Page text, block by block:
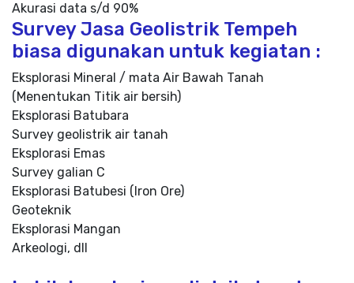
Akurasi data s/d 90%
Survey Jasa Geolistrik Tempeh
biasa digunakan untuk kegiatan :
Eksplorasi Mineral / mata Air Bawah Tanah
(Menentukan Titik air bersih)
Eksplorasi Batubara
Survey geolistrik air tanah
Eksplorasi Emas
Survey galian C
Eksplorasi Batubesi (Iron Ore)
Geoteknik
Eksplorasi Mangan
Arkeologi, dll